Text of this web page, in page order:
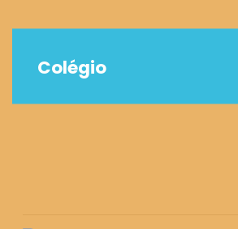
Colégio